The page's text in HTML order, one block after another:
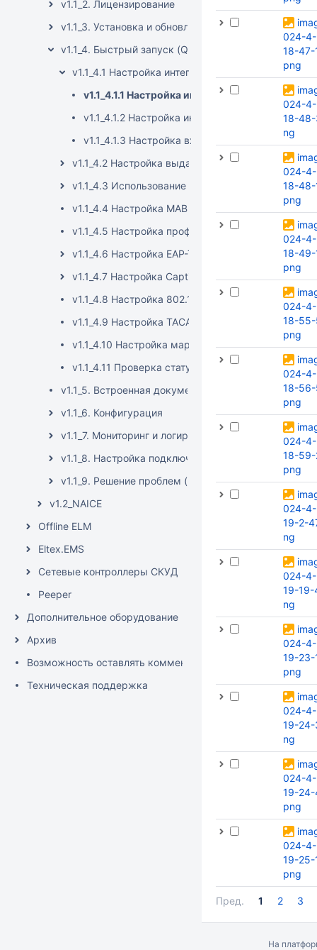
v1.1_2. Лицензирование
v1.1_3. Установка и обновление
v1.1_4. Быстрый запуск (Quickstart)
v1.1_4.1 Настройка интеграции с внешними
v1.1_4.1.1 Настройка интеграции с Active
v1.1_4.1.2 Настройка интеграции с OpenLDAP
v1.1_4.1.3 Настройка входа в систему через
v1.1_4.2 Настройка выдачи RADIUS-атрибутов
v1.1_4.3 Использование атрибутов при создании
v1.1_4.4 Настройка MAB (MAC Authentication
v1.1_4.5 Настройка профилирования
v1.1_4.6 Настройка EAP-TLS аутентификации
v1.1_4.7 Настройка Captive Portal
v1.1_4.8 Настройка 802.1x авторизации в связке
v1.1_4.9 Настройка TACACS+ аутентификации/
v1.1_4.10 Настройка маршрутов событий для
v1.1_4.11 Проверка статуса RADIUS-сервера
v1.1_5. Встроенная документация
v1.1_6. Конфигурация
v1.1_7. Мониторинг и логирование
v1.1_8. Настройка подключения клиента
v1.1_9. Решение проблем (Troubleshooting)
v1.2_NAICE
Offline ELM
Eltex.EMS
Сетевые контроллеры СКУД
Peeper
Дополнительное оборудование
Архив
Возможность оставлять комментарии к тексту
Техническая поддержка
024-4-
18-47-
png
024-4-
18-
ng
024-4-
18-48-
png
024-4-
18-49-
png
024-4-
18-
png
024-4-
18-
png
024-4-
18-59-
png
024-4-
19-2-
ng
024-4-
19-19-
ng
024-4-
19-23-
png
024-4-
19-
ng
024-4-
19-
png
024-4-
19-25-
png
Пред. 1 2 3
На